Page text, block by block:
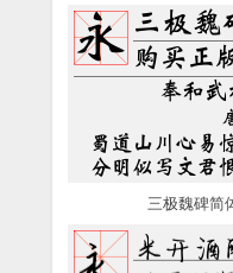
三极魏碑简